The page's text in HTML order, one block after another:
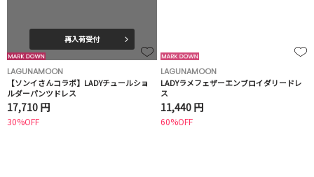
再入荷受付
LAGUNAMOON
【ソンイさんコラボ】LADYチュールショ
ルダーパンツドレス
17,710 円
30%OFF
LAGUNAMOON
LADYラメフェザーエンブロイダリードレ
ス
11,440 円
60%OFF